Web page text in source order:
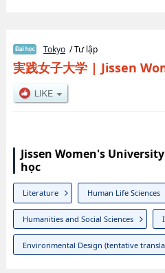
Tokyo / Tư lập
実践女子大学| Jissen
Jissen Women's
học
Literature Human Life Sciences
Humanities and Social Sciences
Environmental Design (tentative